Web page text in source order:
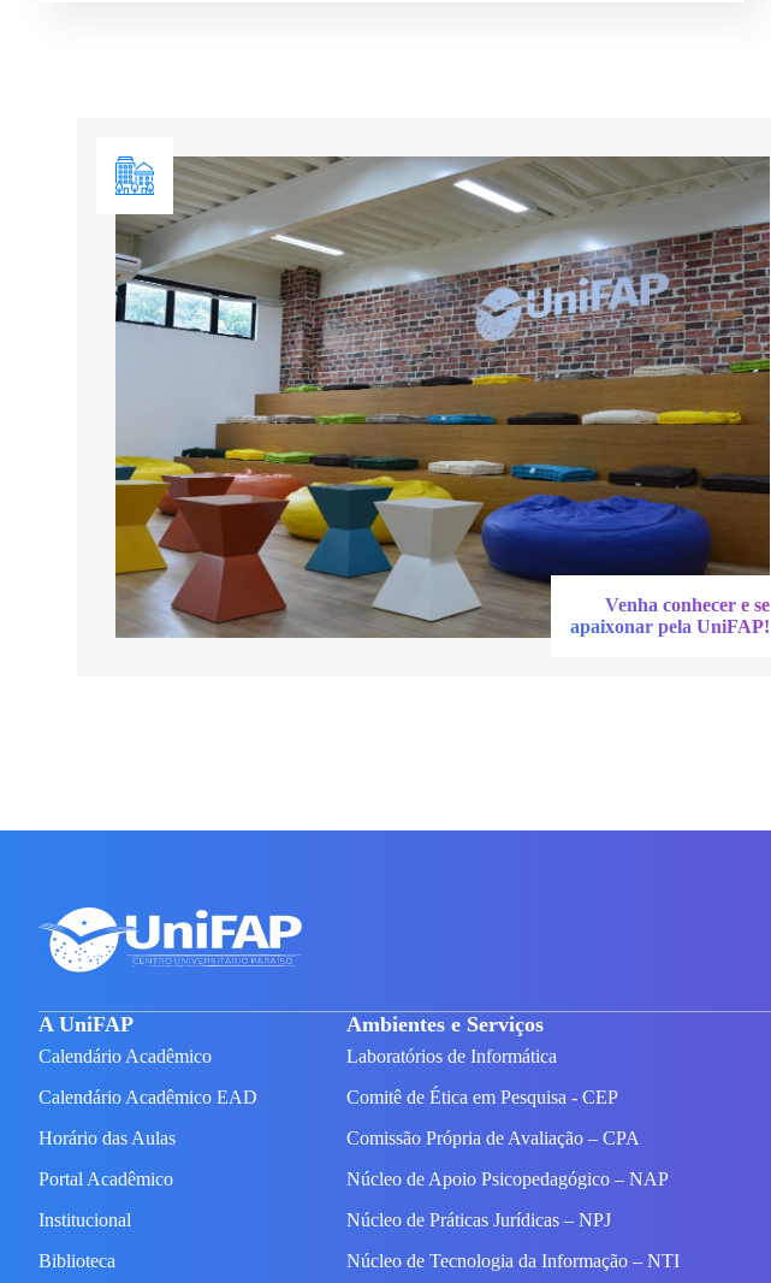
Venha conhecer e se
apaixonar pela UniFAP!
A UniFAP
Calendário Acadêmico
Calendário Acadêmico EAD
Horário das Aulas
Portal Acadêmico
Institucional
Biblioteca
Ambientes e Serviços
Laboratórios de Informática
Comitê de Ética em Pesquisa - CEP
Comissão Própria de Avaliação – CPA
Núcleo de Apoio Psicopedagógico – NAP
Núcleo de Práticas Jurídicas – NPJ
Núcleo de Tecnologia da Informação – NTI